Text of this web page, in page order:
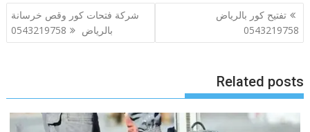
تصفّح
المقالات
تفتيح كور بالرياض
0543219758
شركة فتحات كور وقص خرسانة
بالرياض 0543219758
Related posts